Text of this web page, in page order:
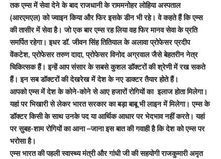
तक एम्स में सेवा देने के बाद राजधानी के राममनोहर लोहिया अस्पताल
(आरएमएल) को ज्वाइन किया और फिर इसके डीन भी रहे। वे कहते हैं कि एम्स
की तासीर में सेवा है। जो एक बार एम्स रह लिया वह फिर मानव सेवा के प्रति
समर्पित रहेगा। इधर डॉ. जीवन सिंह तितियाल के अलावा प्रोफेसर प्रदीप
वेंकटेश, प्रोफेसर तरुण दादा, प्रोफेसर विनोद अग्रवाल जैसे बेहतरीन नेत्र
चिकित्सक हैं। इन्हें आप संसार के सबसे कुशल डॉक्टरों की श्रेणी में रख सकते
हैं। इन सब डॉक्टरों की देखरेख में देश के नए डाक्टर तैयार होते हैं।
आपको एम्स में देश के कोने-कोने से आए हजारों रोगियों का इलाज होता मिलेगा।
यहां पर भिखारी से लेकर भारत सरकार का बड़ा बाबू भी लाइन में मिलेगा। एम्स के
डॉक्टर किसी के साथ उनके पद या आर्थिक आधार पर भेदभाव नहीं करते। यहां
पर सुबह-शाम रोगियों का आना –जाना इस बात की गवाही है कि देश को एम्स पर
भरोसा है।
एम्स भारत की पहली स्वास्थ्य मंत्री और गांधी जी की सहयोगी राजकुमारी अमृत